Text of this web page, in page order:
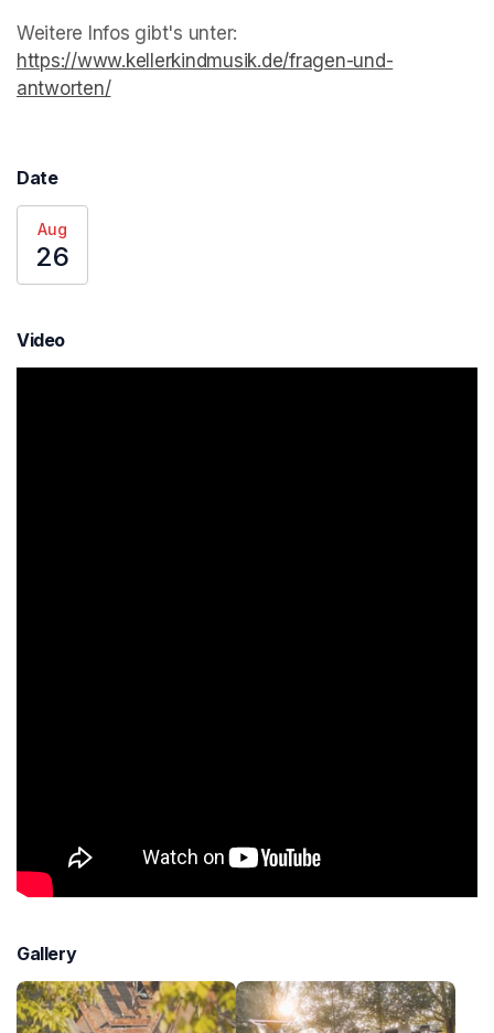
https://www.kellerkindmusik.de/fragen-und-
antworten/(opens in a new tab)
Date
Aug
26
Video
Gallery